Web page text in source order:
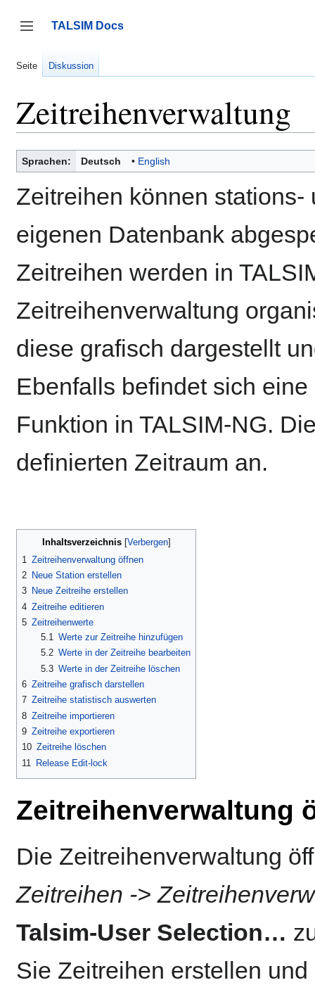
springen
Seitenleiste umschalten
TALSIM Docs
Seite Diskussion
Zeitreihenverwaltung
Sprachen: Deutsch English
Zeitreihen können
eigenen Datenbank
Zeitreihen werden in
Zeitreihenverwaltung
diese grafisch dargestellt
Ebenfalls befindet sich
Funktion in TALSIM-NG.
definierten Zeitraum an.
Inhaltsverzeichnis
1 Zeitreihenverwaltung öffnen
2 Neue Station erstellen
3 Neue Zeitreihe erstellen
4 Zeitreihe editieren
5 Zeitreihenwerte
5.1
Werte zur Zeitreihe hinzufügen
5.2 Werte in der Zeitreihe bearbeiten
5.3 Werte in der Zeitreihe löschen
6 Zeitreihe grafisch darstellen
7 Zeitreihe statistisch auswerten
8 Zeitreihe importieren
9 Zeitreihe exportieren
10 Zeitreihe löschen
11
Release Edit-lock
Zeitreihenverwaltung
Die Zeitreihenverwaltung
Zeitreihen ->
Talsim-User Selection…
Sie Zeitreihen erstellen